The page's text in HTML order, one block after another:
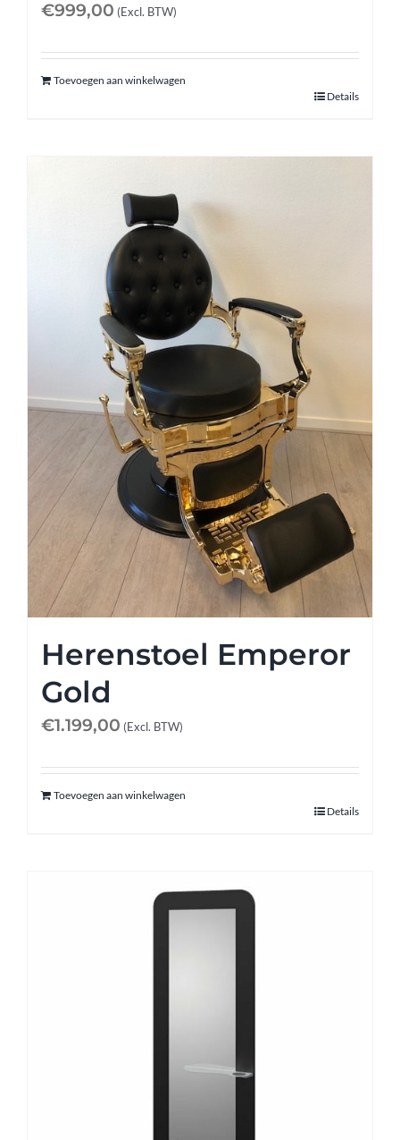
€999,00 (Excl. BTW)
Toevoegen aan winkelwagen
Details
Herenstoel Emperor
Gold
€1.199,00 (Excl. BTW)
Toevoegen aan winkelwagen
Details